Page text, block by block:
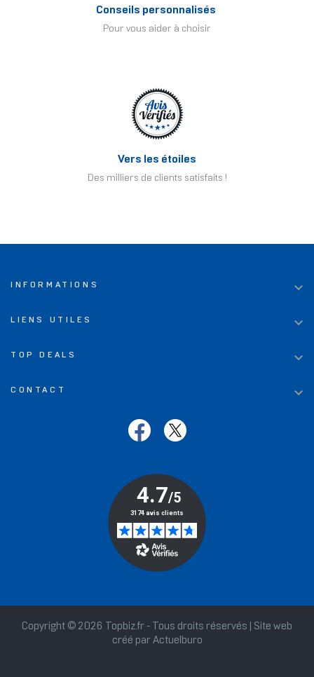
Conseils personnalisés
Pour vous aider à choisir
Vers les étoiles
Des milliers de clients satisfaits !
INFORMATIONS 
LIENS UTILES 
TOP DEALS 
CONTACT 
Copyright © 2026 Topbiz.fr - Tous droits réservés | Site web
créé par Actuelburo